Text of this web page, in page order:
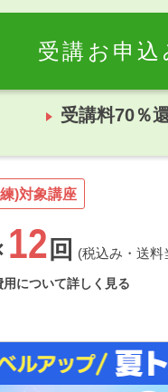
受講お申込
受講料70％
)対象講座
12 回 (税込み・送料
について詳しく見る